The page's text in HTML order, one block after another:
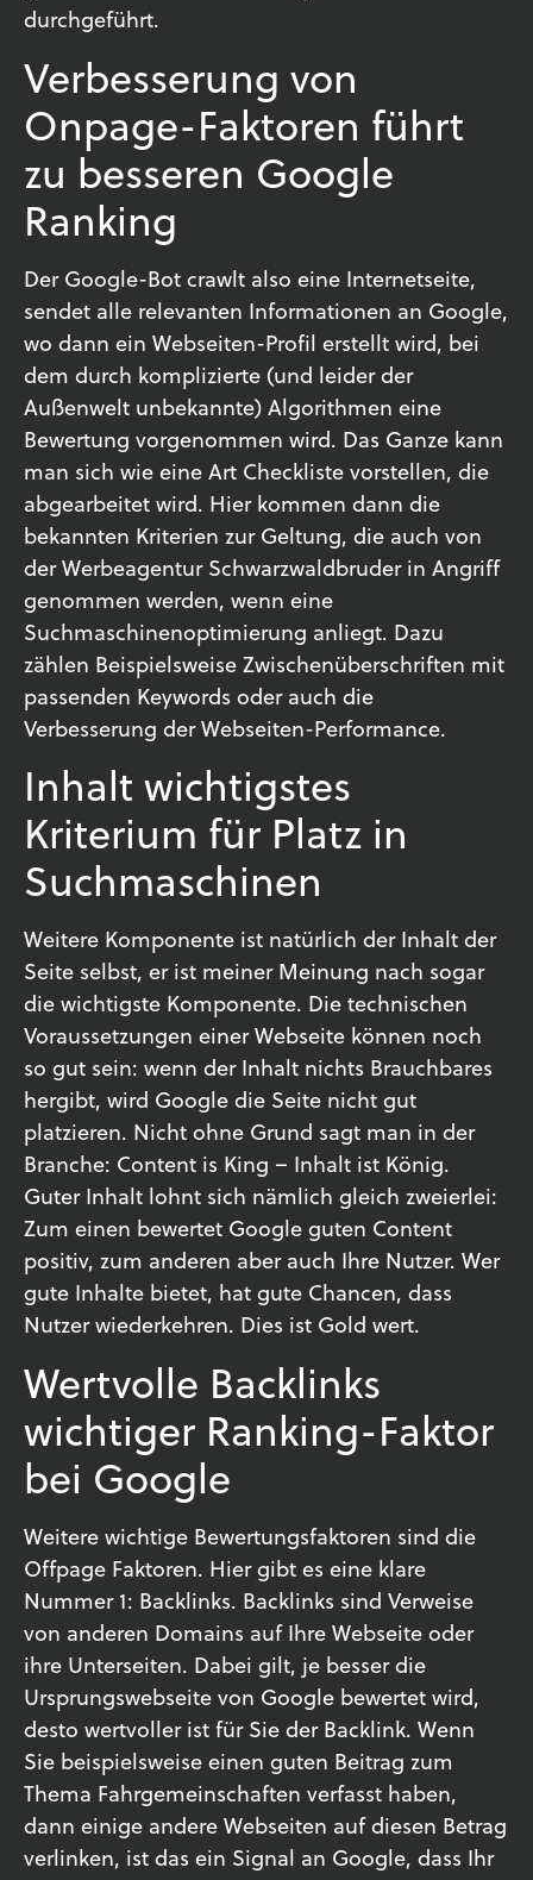
durchgeführt.
Verbesserung von
Onpage-Faktoren führt
zu besseren Google
Ranking
Der Google-Bot crawlt also eine Internetseite,
sendet alle relevanten Informationen an Google,
wo dann ein Webseiten-Profil erstellt wird, bei
dem durch komplizierte (und leider der
Außenwelt unbekannte) Algorithmen eine
Bewertung vorgenommen wird. Das Ganze kann
man sich wie eine Art Checkliste vorstellen, die
abgearbeitet wird. Hier kommen dann die
bekannten Kriterien zur Geltung, die auch von
der Werbeagentur Schwarzwaldbruder in Angriff
genommen werden, wenn eine
Suchmaschinenoptimierung anliegt. Dazu
zählen Beispielsweise Zwischenüberschriften mit
passenden Keywords oder auch die
Verbesserung der Webseiten-Performance.
Inhalt wichtigstes
Kriterium für Platz in
Suchmaschinen
Weitere Komponente ist natürlich der Inhalt der
Seite selbst, er ist meiner Meinung nach sogar
die wichtigste Komponente. Die technischen
Voraussetzungen einer Webseite können noch
so gut sein: wenn der Inhalt nichts Brauchbares
hergibt, wird Google die Seite nicht gut
platzieren. Nicht ohne Grund sagt man in der
Branche: Content is King – Inhalt ist König.
Guter Inhalt lohnt sich nämlich gleich zweierlei:
Zum einen bewertet Google guten Content
positiv, zum anderen aber auch Ihre Nutzer. Wer
gute Inhalte bietet, hat gute Chancen, dass
Nutzer wiederkehren. Dies ist Gold wert.
Wertvolle Backlinks
wichtiger Ranking-Faktor
bei Google
Weitere wichtige Bewertungsfaktoren sind die
Offpage Faktoren. Hier gibt es eine klare
Nummer 1: Backlinks. Backlinks sind Verweise
von anderen Domains auf Ihre Webseite oder
ihre Unterseiten. Dabei gilt, je besser die
Ursprungswebseite von Google bewertet wird,
desto wertvoller ist für Sie der Backlink. Wenn
Sie beispielsweise einen guten Beitrag zum
Thema Fahrgemeinschaften verfasst haben,
dann einige andere Webseiten auf diesen Betrag
verlinken, ist das ein Signal an Google, dass Ihr